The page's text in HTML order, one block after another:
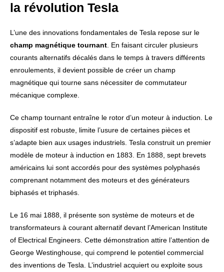
la révolution Tesla
L’une des innovations fondamentales de Tesla repose sur le
champ magnétique tournant. En faisant circuler plusieurs
courants alternatifs décalés dans le temps à travers différents
enroulements, il devient possible de créer un champ
magnétique qui tourne sans nécessiter de commutateur
mécanique complexe.
Ce champ tournant entraîne le rotor d’un moteur à induction. Le
dispositif est robuste, limite l’usure de certaines pièces et
s’adapte bien aux usages industriels. Tesla construit un premier
modèle de moteur à induction en 1883. En 1888, sept brevets
américains lui sont accordés pour des systèmes polyphasés
comprenant notamment des moteurs et des générateurs
biphasés et triphasés.
Le 16 mai 1888, il présente son système de moteurs et de
transformateurs à courant alternatif devant l’American Institute
of Electrical Engineers. Cette démonstration attire l’attention de
George Westinghouse, qui comprend le potentiel commercial
des inventions de Tesla. L’industriel acquiert ou exploite sous